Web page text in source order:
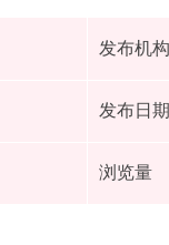
发布机构
发布日期
浏览量